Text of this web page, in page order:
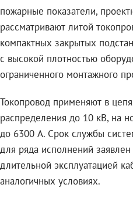
пожарные показатели,
рассматривают литой
компактных закрытых
с высокой плотностью
ограниченного монтажного
Токопровод применяют в
распределения до 10 кВ, на
до 6300 А. Срок службы
для ряда исполнений
длительной эксплуатацией
аналогичных условиях.